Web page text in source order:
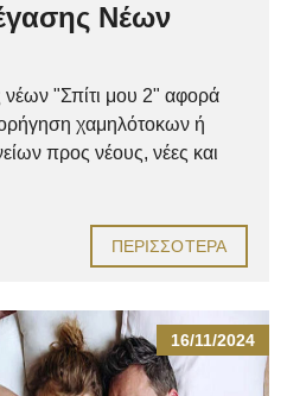
Νέων
"Σπίτι μου 2" αφορά
χαμηλότοκων ή
προς νέους, νέες και
ΠΕΡΙΣΣΌΤΕΡΑ
16/11/2024